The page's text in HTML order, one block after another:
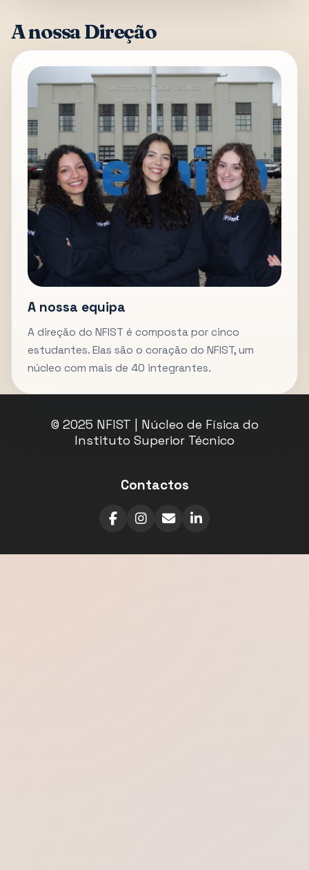
A nossa Direção
A nossa equipa
A direção do NFIST é composta por cinco
estudantes. Elas são o coração do NFIST, um
núcleo com mais de 40 integrantes.
© 2025 NFIST | Núcleo de Física do
Instituto Superior Técnico
Contactos